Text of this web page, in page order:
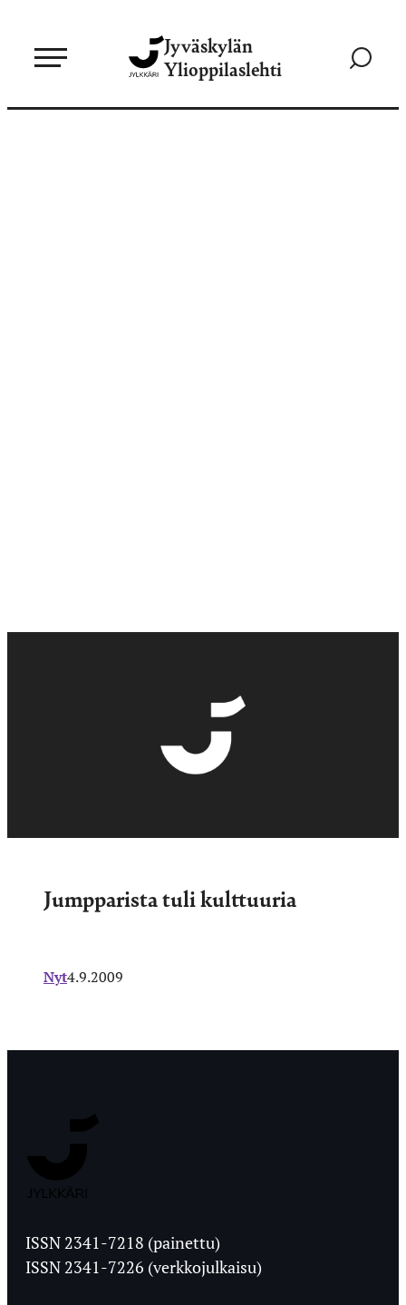
sisältöön
Jyväskylän
Ylioppilaslehti
Siirry
Jumpparista tuli kulttuuria
Nyt4.9.2009
Ylioppilaslehti
ISSN 2341-7218 (painettu)
ISSN 2341-7226 (verkkojulkaisu)